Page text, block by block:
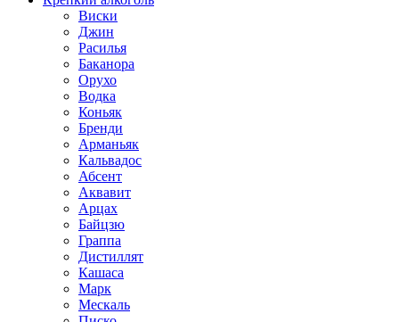
Виски
Джин
Расилья
Баканора
Орухо
Водка
Коньяк
Бренди
Арманьяк
Кальвадос
Абсент
Аквавит
Арцах
Байцзю
Граппа
Дистиллят
Кашаса
Марк
Мескаль